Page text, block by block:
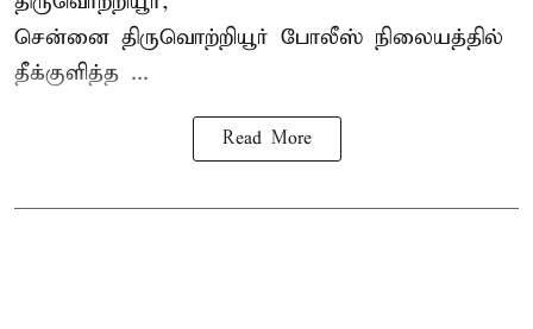
சென்னை திருவொற்றியூர் போலீஸ் நிலையத்தில்
தீக்குளித்த ...
Read More